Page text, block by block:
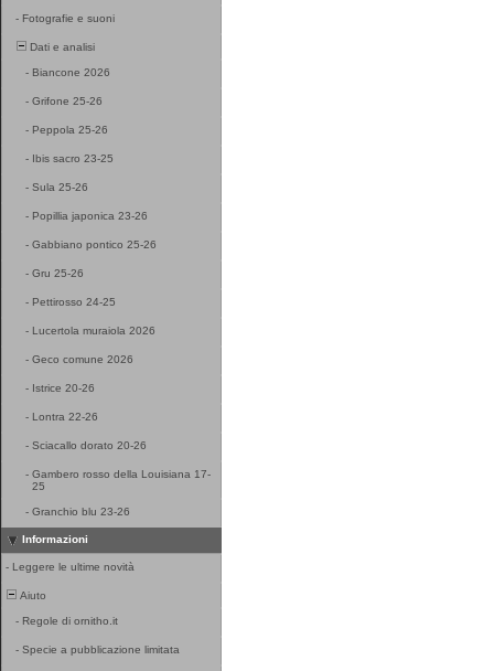
- Fotografie e suoni
Dati e analisi
- Biancone 2026
- Grifone 25-26
- Peppola 25-26
- Ibis sacro 23-25
- Sula 25-26
- Popillia japonica 23-26
- Gabbiano pontico 25-26
- Gru 25-26
- Pettirosso 24-25
- Lucertola muraiola 2026
- Geco comune 2026
- Istrice 20-26
- Lontra 22-26
- Sciacallo dorato 20-26
- Gambero rosso della Louisiana 17-
25
- Granchio blu 23-26
Informazioni
- Leggere le ultime novità
Aiuto
- Regole di ornitho.it
- Specie a pubblicazione limitata